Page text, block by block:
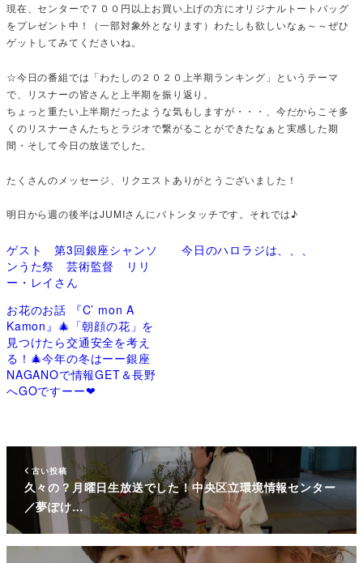
現在、センターで７００円以上お買い上げの方にオリジナルトートバッグ
をプレゼント中！（一部対象外となります）わたしも欲しいなぁ～～ぜひ
ゲットしてみてくださいね。
☆今日の番組では「わたしの２０２０上半期ランキング」というテーマ
で、リスナーの皆さんと上半期を振り返り。
ちょっと重たい上半期だったような気もしますが・・・、今だからこそ多
くのリスナーさんたちとラジオで繋がることができたなぁと実感した期
間・そして今日の放送でした。
たくさんのメッセージ、リクエストありがとうございました！
明日から週の後半はJUMIさんにバトンタッチです。それでは♪
ゲスト 第3回銀座シャンソ
ンうた祭 芸術監督 リリ
ー・レイさん
今日のハロラジは、、、
お花のお話 『C’ mon A
Kamon』🎄「朝顔の花」を
見つけたら交通安全を考え
る！🎄今年の冬はーー銀座
NAGANOで情報GET＆長野
へGOですーー❤
古い投稿
久々の？月曜日生放送でした！中央区立環境情報センター
／夢ぽけ…